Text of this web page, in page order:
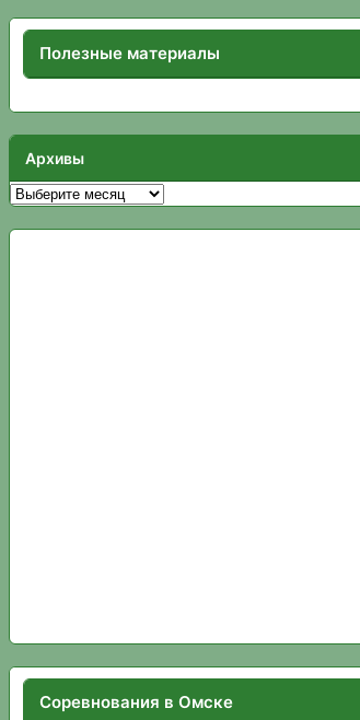
Полезные материалы
Архивы
Архивы
Соревнования в Омске